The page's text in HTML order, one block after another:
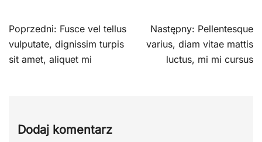
Nawigacja
wpisu
Poprzedni: Fusce vel tellus
vulputate, dignissim turpis
sit amet, aliquet mi
Następny: Pellentesque
varius, diam vitae mattis
luctus, mi mi cursus
Dodaj komentarz